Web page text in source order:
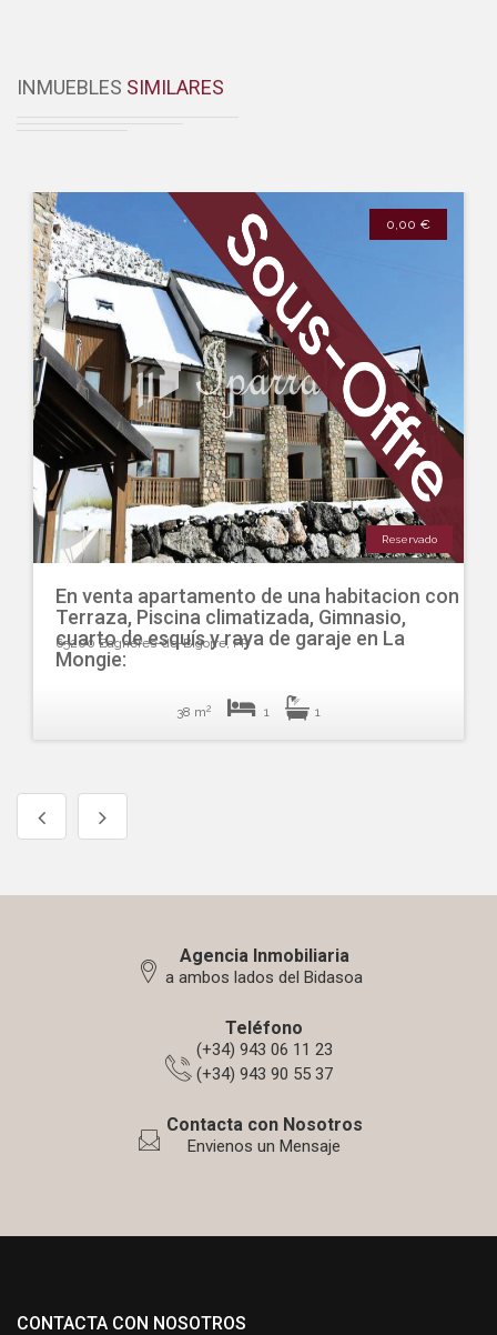
INMUEBLES SIMILARES
Reservado
0,00 €
En venta apartamento de una habitacion con
Terraza, Piscina climatizada, Gimnasio,
cuarto de esquís y raya de garaje en La
Mongie:
65200 Bagnères-de-Bigorre, FR
38 m2 1 1
Agencia Inmobiliaria
a ambos lados del Bidasoa
Teléfono
(+34) 943 06 11 23
(+34) 943 90 55 37
Contacta con Nosotros
Envienos un Mensaje
CONTACTA CON NOSOTROS